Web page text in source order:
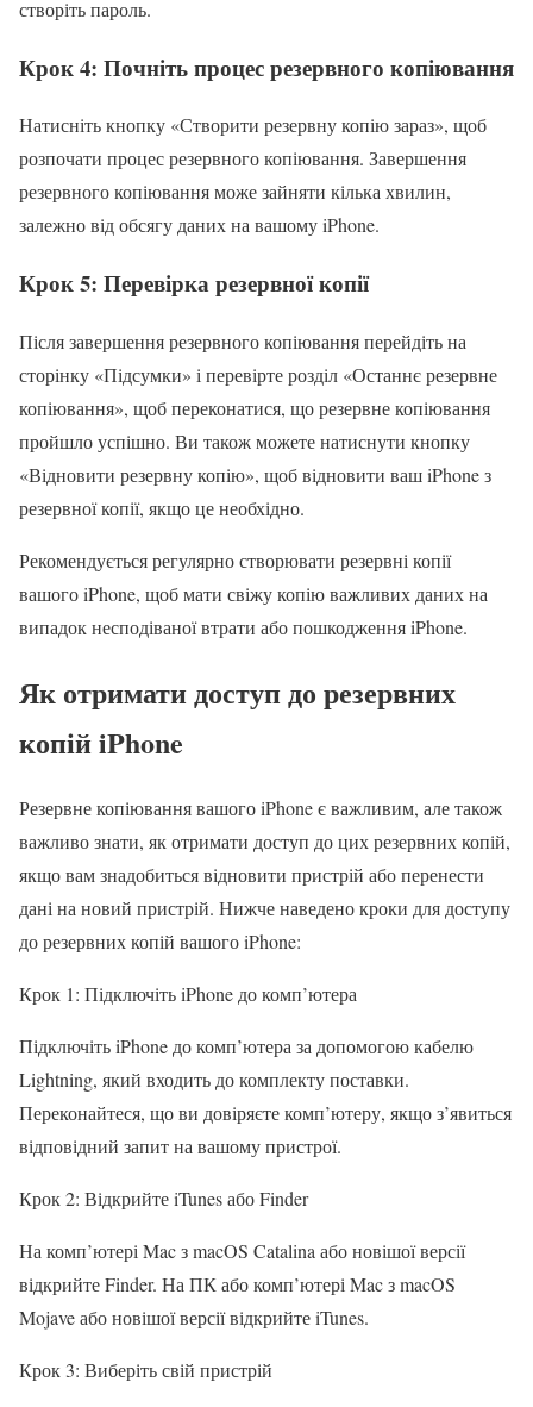
створіть пароль.
Крок 4: Почніть процес резервного копіювання
Натисніть кнопку «Створити резервну копію зараз», щоб
розпочати процес резервного копіювання. Завершення
резервного копіювання може зайняти кілька хвилин,
залежно від обсягу даних на вашому iPhone.
Крок 5: Перевірка резервної копії
Після завершення резервного копіювання перейдіть на
сторінку «Підсумки» і перевірте розділ «Останнє резервне
копіювання», щоб переконатися, що резервне копіювання
пройшло успішно. Ви також можете натиснути кнопку
«Відновити резервну копію», щоб відновити ваш iPhone з
резервної копії, якщо це необхідно.
Рекомендується регулярно створювати резервні копії
вашого iPhone, щоб мати свіжу копію важливих даних на
випадок несподіваної втрати або пошкодження iPhone.
Як отримати доступ до резервних
копій iPhone
Резервне копіювання вашого iPhone є важливим, але також
важливо знати, як отримати доступ до цих резервних копій,
якщо вам знадобиться відновити пристрій або перенести
дані на новий пристрій. Нижче наведено кроки для доступу
до резервних копій вашого iPhone:
Крок 1: Підключіть iPhone до комп’ютера
Підключіть iPhone до комп’ютера за допомогою кабелю
Lightning, який входить до комплекту поставки.
Переконайтеся, що ви довіряєте комп’ютеру, якщо з’явиться
відповідний запит на вашому пристрої.
Крок 2: Відкрийте iTunes або Finder
На комп’ютері Mac з macOS Catalina або новішої версії
відкрийте Finder. На ПК або комп’ютері Mac з macOS
Mojave або новішої версії відкрийте iTunes.
Крок 3: Виберіть свій пристрій